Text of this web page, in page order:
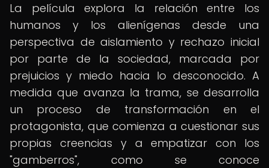
La película explora la relación entre los
humanos y los alienígenas desde una
perspectiva de aislamiento y rechazo inicial
por parte de la sociedad, marcada por
prejuicios y miedo hacia lo desconocido. A
medida que avanza la trama, se desarrolla
un proceso de transformación en el
protagonista, que comienza a cuestionar sus
propias creencias y a empatizar con los
"gamberros", como se conoce